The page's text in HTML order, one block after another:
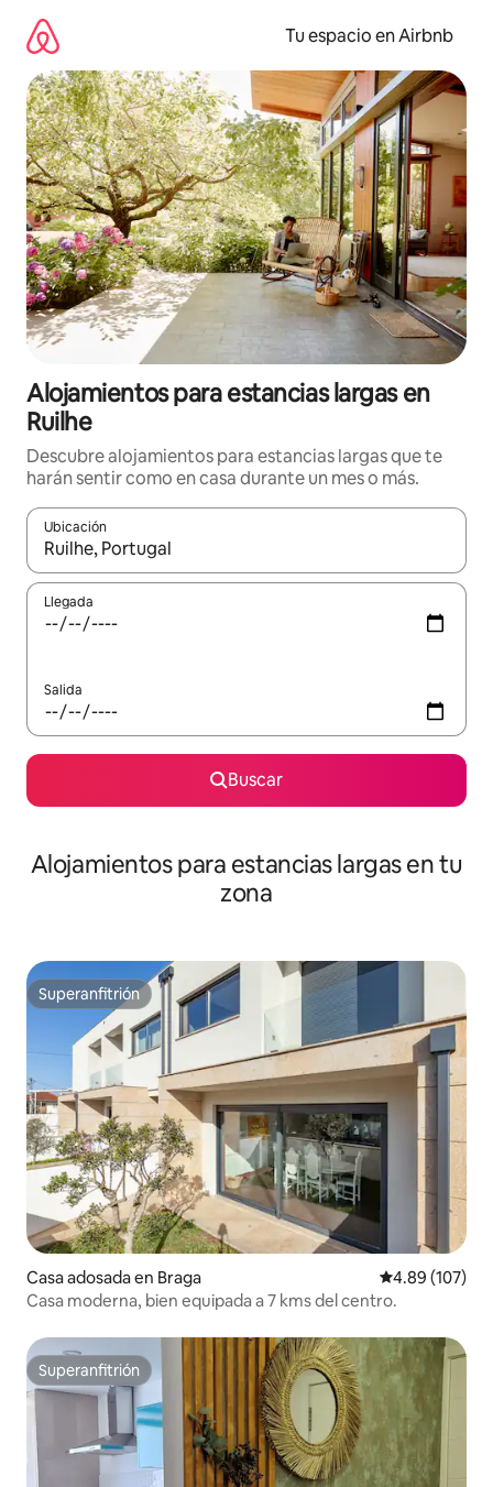
contenido
Tu espacio en Airbnb
Alojamientos para estancias largas en
Ruilhe
Descubre alojamientos para estancias largas que te
harán sentir como en casa durante un mes o más.
Ubicación
Cuando los resultados estén disponibles, podrás navegar
Llegada
Salida
Buscar
Alojamientos para estancias largas en tu
zona
Superanfitrión
Superanfitrión
Casa adosada en Braga Calificación
4.89 (107)
Casa moderna, bien equipada a 7 kms del centro.
Superanfitrión
Superanfitrión